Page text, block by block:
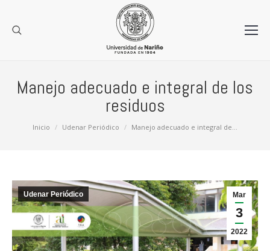
Manejo adecuado e integral de los
residuos
Estás aquí:
Inicio Udenar Periódico Manejo adecuado e integral de…
Mar
3
2022
Udenar Periódico